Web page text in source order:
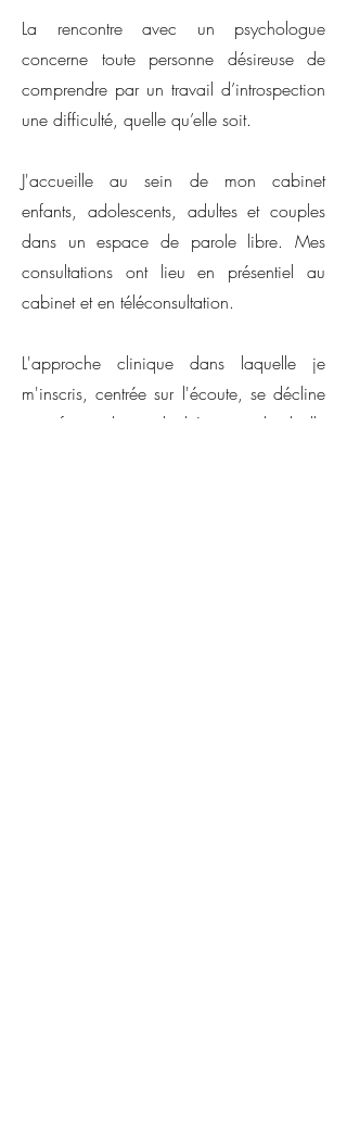
La rencontre avec un psychologue
concerne toute personne désireuse de
comprendre par un travail d’introspection
une difficulté, quelle qu’elle soit.
J'accueille au sein de mon cabinet
enfants, adolescents, adultes et couples
dans un espace de parole libre. Mes
consultations ont lieu en présentiel au
cabinet et en téléconsultation.
L'approche clinique dans laquelle je
m'inscris, centrée sur l'écoute, se décline
sous forme de
psychothérapie individuelle